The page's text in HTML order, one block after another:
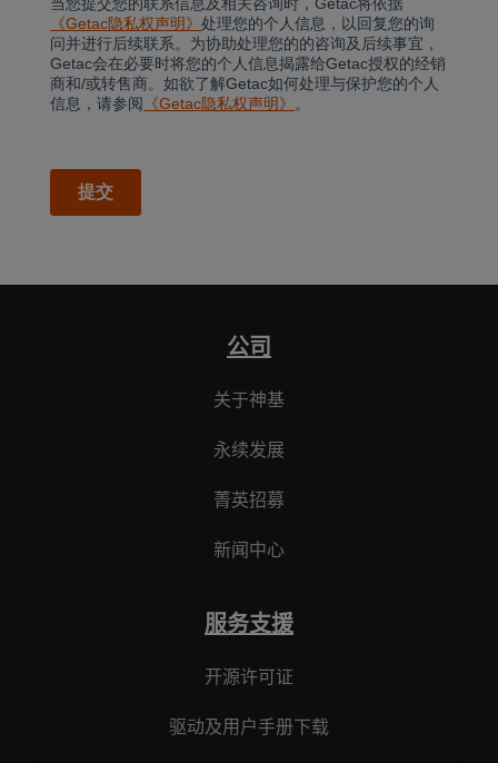
公司
关于神基
永续发展
菁英招募
新闻中心
服务支援
开源许可证
驱动及用户手册下载